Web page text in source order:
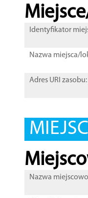
Identyfikator
Nazwa miejsca/
Adres URI zasobu:
Nazwa